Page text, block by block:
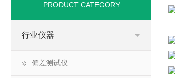
PRODUCT CATEGORY
行业仪器
偏差测试仪